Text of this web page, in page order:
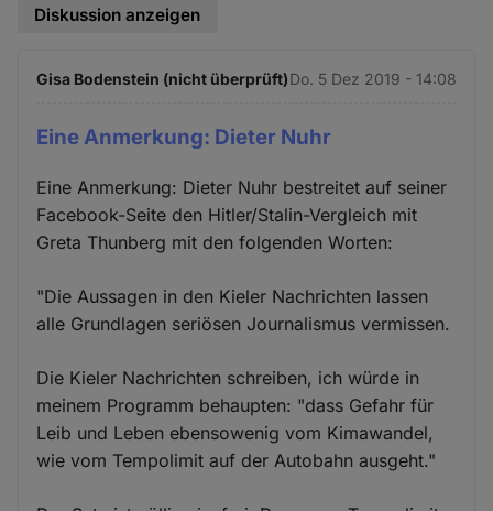
Diskussion anzeigen
Gisa Bodenstein (nicht überprüft)Do. 5 Dez 2019 - 14:08
Eine Anmerkung: Dieter Nuhr
Eine Anmerkung: Dieter Nuhr bestreitet auf seiner
Facebook-Seite den Hitler/Stalin-Vergleich mit
Greta Thunberg mit den folgenden Worten:
"Die Aussagen in den Kieler Nachrichten lassen
alle Grundlagen seriösen Journalismus vermissen.
Die Kieler Nachrichten schreiben, ich würde in
meinem Programm behaupten: "dass Gefahr für
Leib und Leben ebensowenig vom Kimawandel,
wie vom Tempolimit auf der Autobahn ausgeht."